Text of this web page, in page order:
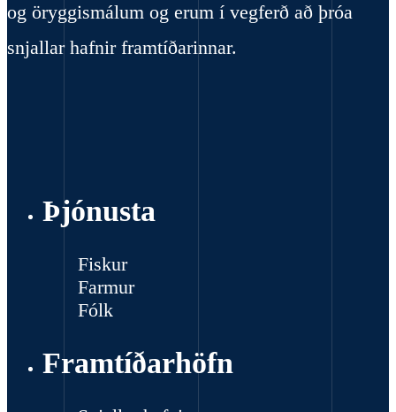
og öryggismálum og erum í vegferð að þróa
snjallar hafnir framtíðarinnar.
Þjónusta
Fiskur
Farmur
Fólk
Framtíðarhöfn